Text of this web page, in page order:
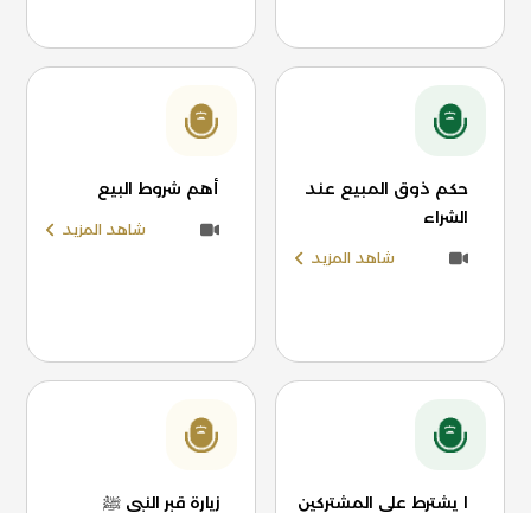
حكم ذوق المبيع عند
الشراء
شاهد المزيد
أهم شروط البيع
شاهد المزيد
ا يشترط على المشتركين
زيارة قبر النبي ﷺ